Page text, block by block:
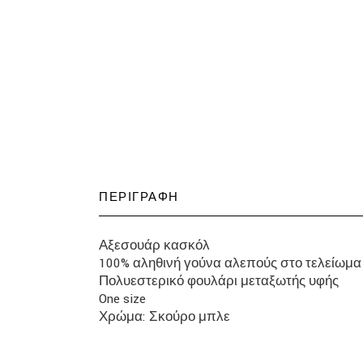
ΠΕΡΙΓΡΑΦΉ
Αξεσουάρ κασκόλ
100% αληθινή γούνα αλεπούς στο τελείωμα
Πολυεστερικό φουλάρι μεταξωτής υφής
One size
Χρώμα: Σκούρο μπλε